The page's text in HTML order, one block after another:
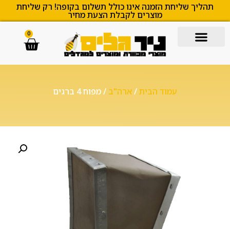
תהליך שליחת הזמנה אינו כולל תשלום בקופה! רק שליחת
מוצרים לקבלת הצעת מחיר
0
עמוד הבית/ארה"ב / מפוח 4 ברגים